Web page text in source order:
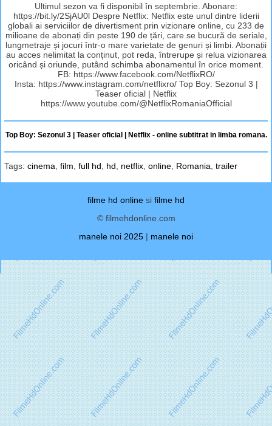
Ultimul sezon va fi disponibil în septembrie. Abonare:
https://bit.ly/2SjAU0l Despre Netflix: Netflix este unul dintre liderii
globali ai serviciilor de divertisment prin vizionare online, cu 233 de
milioane de abonați din peste 190 de țări, care se bucură de seriale,
lungmetraje și jocuri într-o mare varietate de genuri și limbi. Abonații
au acces nelimitat la conținut, pot reda, întrerupe și relua vizionarea
oricând și oriunde, putând schimba abonamentul în orice moment.
FB: https://www.facebook.com/NetflixRO/
Insta: https://www.instagram.com/netflixro/ Top Boy: Sezonul 3 |
Teaser oficial | Netflix
https://www.youtube.com/@NetflixRomaniaOfficial
Top Boy: Sezonul 3 | Teaser oficial | Netflix - online subtitrat in limba romana.
Tags: cinema film full hd hd netflix online Romania trailer
filme hd online si filme hd
© filmehdonline.com
manele noi 2025 | manele noi